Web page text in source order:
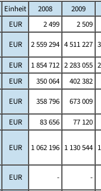
Einheit 2008 2009
EUR 2 499 2 509
EUR 2 559 294 4 511 227
EUR 1 854 712 2 283 055
EUR 350 064 402 382
EUR 358 796 673 009
EUR 83 656 77 120
EUR 1 062 196 1 130 544
EUR - -